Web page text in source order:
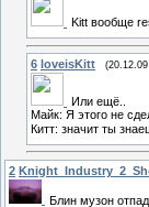
Kitt вообще
6 loveisKitt
Или ещё..
Майк: Я этого не
Китт: значит ты
2
Блин музон